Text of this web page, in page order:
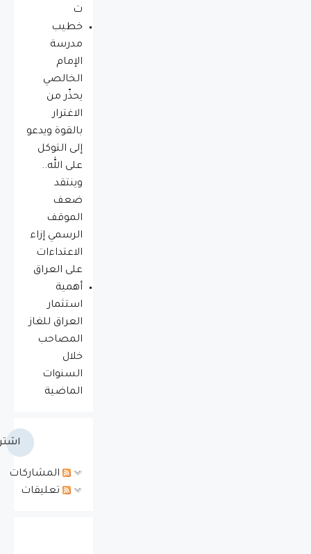
ت
خطيب
مدرسة
الإمام
الخالصي
يحذّر من
الاغترار
بالقوة ويدعو
إلى التوكل
على الله..
وينتقد
ضعف
الموقف
الرسمي إزاء
الاعتداءات
على العراق
أهمية
استثمار
العراق للغاز
المصاحب
خلال
السنوات
الماضية
المشاركات
تعليقات